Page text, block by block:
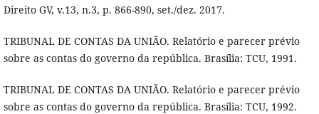
Direito GV, v.13, n.3, p. 866-890, set./dez. 2017.
TRIBUNAL DE CONTAS DA UNIÃO. Relatório e parecer prévio
sobre as contas do governo da república. Brasília: TCU, 1991.
TRIBUNAL DE CONTAS DA UNIÃO. Relatório e parecer prévio
sobre as contas do governo da república. Brasília: TCU, 1992.